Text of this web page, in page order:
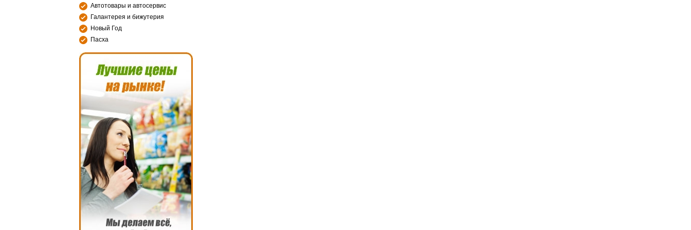
Автотовары и автосервис
Галантерея и бижутерия
Новый Год
Пасха